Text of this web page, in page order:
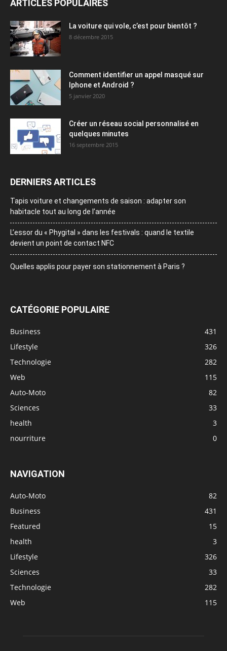
ARTICLES POPULAIRES
La voiture qui vole, c’est pour bientôt ?
8 décembre 2015
Comment identifier un appel masqué sur
Iphone et Android ?
5 janvier 2020
Créer un réseau social personnalisé en
quelques minutes
16 septembre 2015
DERNIERS ARTICLES
Tapis voiture et changements de saison : adapter son
habitacle tout au long de l’année
L’essor du « Phygital » dans les festivals : quand le textile
devient un point de contact NFC
Quelles applis pour payer son stationnement à Paris ?
CATÉGORIE POPULAIRE
Business
431
Lifestyle
326
Technologie
282
Web
115
Auto-Moto
82
Sciences
33
health
3
nourriture
0
NAVIGATION
Auto-Moto
82
Business
431
Featured
15
health
3
Lifestyle
326
Sciences
33
Technologie
282
Web
115